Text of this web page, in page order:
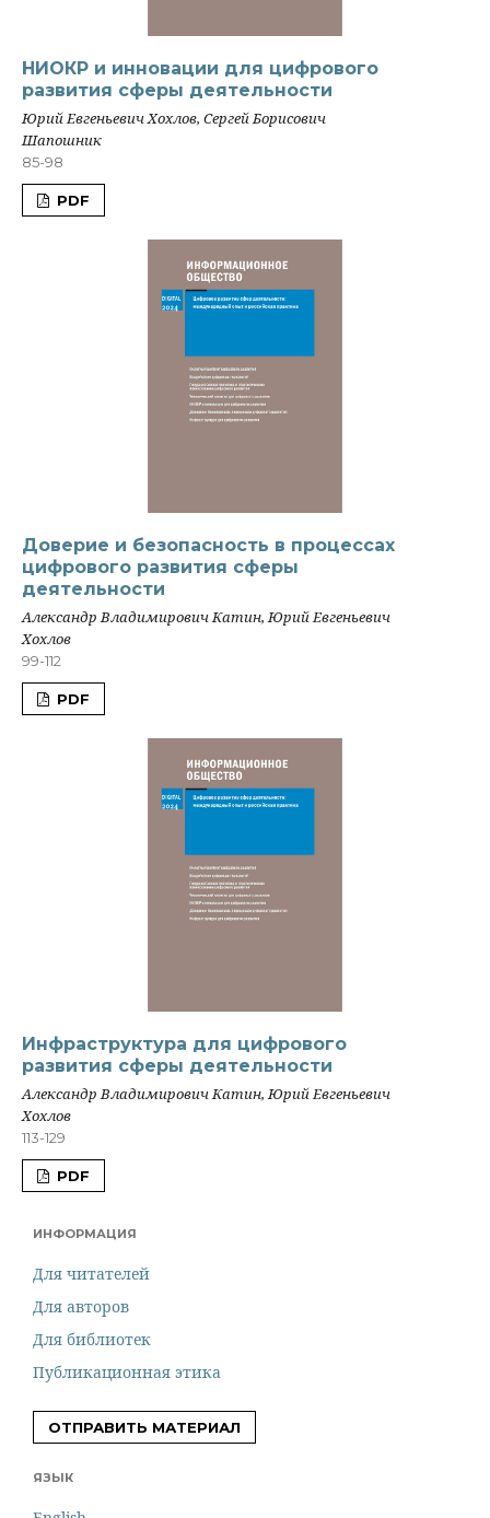
НИОКР и инновации для цифрового
развития сферы деятельности
Юрий Евгеньевич Хохлов, Сергей Борисович
Шапошник
85-98
PDF
Доверие и безопасность в процессах
цифрового развития сферы
деятельности
Александр Владимирович Катин, Юрий Евгеньевич
Хохлов
99-112
PDF
Инфраструктура для цифрового
развития сферы деятельности
Александр Владимирович Катин, Юрий Евгеньевич
Хохлов
113-129
PDF
ИНФОРМАЦИЯ
Для читателей
Для авторов
Для библиотек
Публикационная этика
ОТПРАВИТЬ МАТЕРИАЛ
ЯЗЫК